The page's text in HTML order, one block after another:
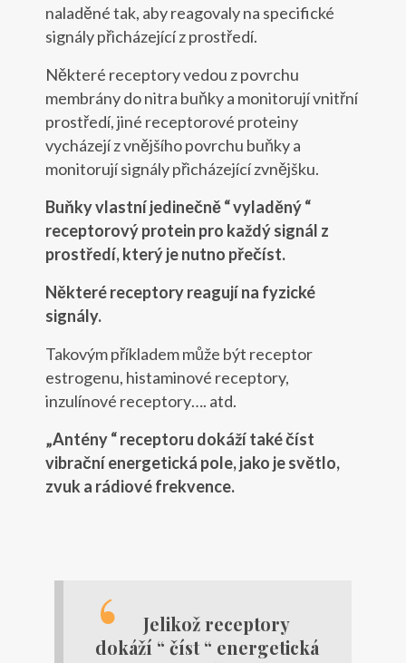
naladěné tak, aby reagovaly na specifické
signály přicházející z prostředí.
Některé receptory vedou z povrchu
membrány do nitra buňky a monitorují vnitřní
prostředí, jiné receptorové proteiny
vycházejí z vnějšího povrchu buňky a
monitorují signály přicházející zvnějšku.
Buňky vlastní jedinečně “ vyladěný “
receptorový protein pro každý signál z
prostředí, který je nutno přečíst.
Některé receptory reagují na fyzické
signály.
Takovým příkladem může být receptor
estrogenu, histaminové receptory,
inzulínové receptory…. atd.
„Antény “ receptoru dokáží také číst
vibrační energetická pole, jako je světlo,
zvuk a rádiové frekvence.
Jelikož receptory
dokáží “ číst “ energetická